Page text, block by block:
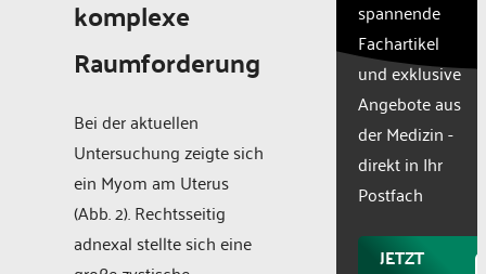
komplexe
Raumforderung
Bei der aktuellen
Untersuchung zeigte sich
ein Myom am Uterus
(Abb. 2). Rechtsseitig
adnexal stellte sich eine
list of
used.
Powered
Consent
spannende
Fachartikel
und exklusive
Angebote aus
der Medizin -
direkt in Ihr
Postfach
JETZT